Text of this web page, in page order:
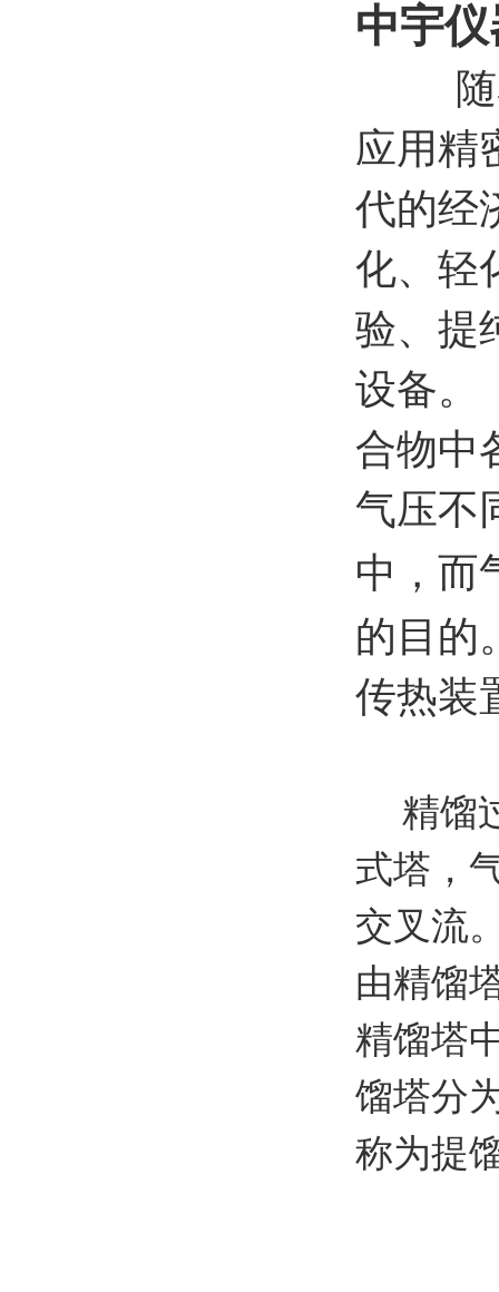
中宇
应用精
代的经
化、轻
验、提
设备。
合物中
气压不
中，而
的目的
传热装
精馏
式塔，
交叉流
由精馏
精馏塔
馏塔分
称为提